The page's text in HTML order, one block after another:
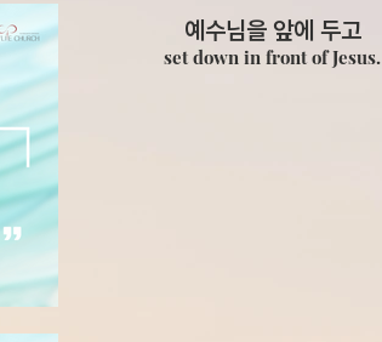
예수님을 앞에 두고
set down in front of Jesus.